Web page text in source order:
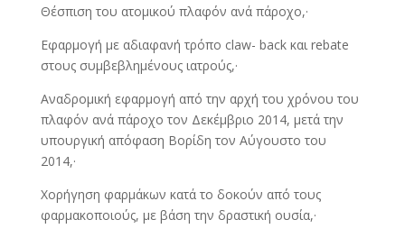
Θέσπιση του ατομικού πλαφόν ανά πάροχο,·
Εφαρμογή με αδιαφανή τρόπο claw- back και rebate
στους συμβεβλημένους ιατρούς,·
Αναδρομική εφαρμογή από την αρχή του χρόνου του
πλαφόν ανά πάροχο τον Δεκέμβριο 2014, μετά την
υπουργική απόφαση Βορίδη τον Αύγουστο του
2014,·
Χορήγηση φαρμάκων κατά το δοκούν από τους
φαρμακοποιούς, με βάση την δραστική ουσία,·